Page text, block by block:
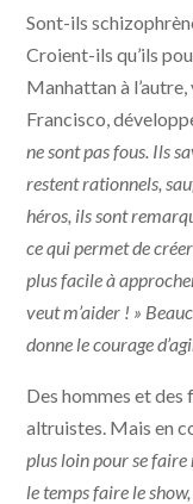
Sont-ils
Croient-ils qu’ils
Manhattan à
Francisco,
ne sont pas fous. Ils
restent rationnels,
héros, ils sont
ce qui permet de
plus facile à
veut m’aider ! »
donne le courage
Des hommes et des
altruistes. Mais en
plus loin pour se
le temps faire le